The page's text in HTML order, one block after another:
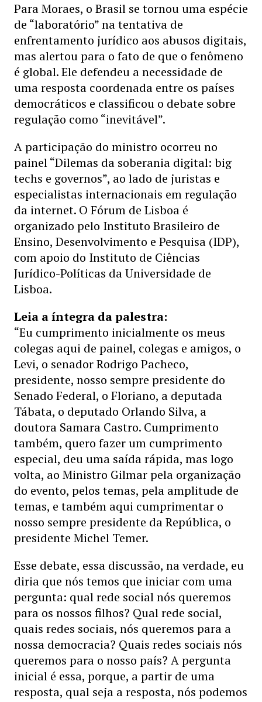
Para Moraes, o Brasil se tornou uma espécie
de “laboratório” na tentativa de
enfrentamento jurídico aos abusos digitais,
mas alertou para o fato de que o fenômeno
é global. Ele defendeu a necessidade de
uma resposta coordenada entre os países
democráticos e classificou o debate sobre
regulação como “inevitável”.
A participação do ministro ocorreu no
painel “Dilemas da soberania digital: big
techs e governos”, ao lado de juristas e
especialistas internacionais em regulação
da internet. O Fórum de Lisboa é
organizado pelo Instituto Brasileiro de
Ensino, Desenvolvimento e Pesquisa (IDP),
com apoio do Instituto de Ciências
Jurídico-Políticas da Universidade de
Lisboa.
Leia a íntegra da palestra:
“Eu cumprimento inicialmente os meus
colegas aqui de painel, colegas e amigos, o
Levi, o senador Rodrigo Pacheco,
presidente, nosso sempre presidente do
Senado Federal, o Floriano, a deputada
Tábata, o deputado Orlando Silva, a
doutora Samara Castro. Cumprimento
também, quero fazer um cumprimento
especial, deu uma saída rápida, mas logo
volta, ao Ministro Gilmar pela organização
do evento, pelos temas, pela amplitude de
temas, e também aqui cumprimentar o
nosso sempre presidente da República, o
presidente Michel Temer.
Esse debate, essa discussão, na verdade, eu
diria que nós temos que iniciar com uma
pergunta: qual rede social nós queremos
para os nossos filhos? Qual rede social,
quais redes sociais, nós queremos para a
nossa democracia? Quais redes sociais nós
queremos para o nosso país? A pergunta
inicial é essa, porque, a partir de uma
resposta, qual seja a resposta, nós podemos